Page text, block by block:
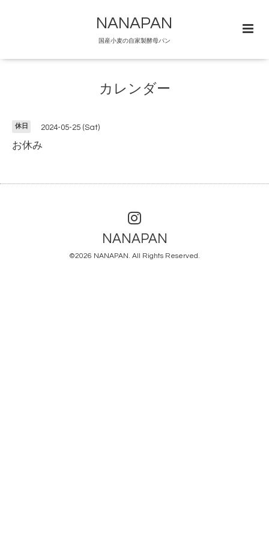
NANAPAN
国産小麦の自家製酵母パン
カレンダー
休日 2024-05-25 (Sat)
お休み
NANAPAN
©2026 NANAPAN. All Rights Reserved.